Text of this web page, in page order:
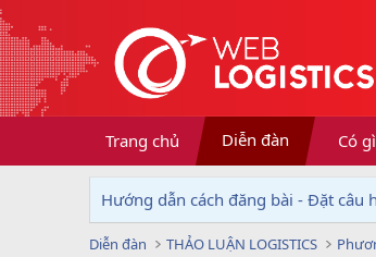
Trang chủ Diễn đàn Có
Hướng dẫn cách đăng bài - Đặt câu
Diễn đàn THẢO LUẬN LOGISTICS